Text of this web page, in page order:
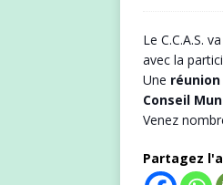
Le C.C.A.S.
avec la
Une
Conseil
Venez
Partagez